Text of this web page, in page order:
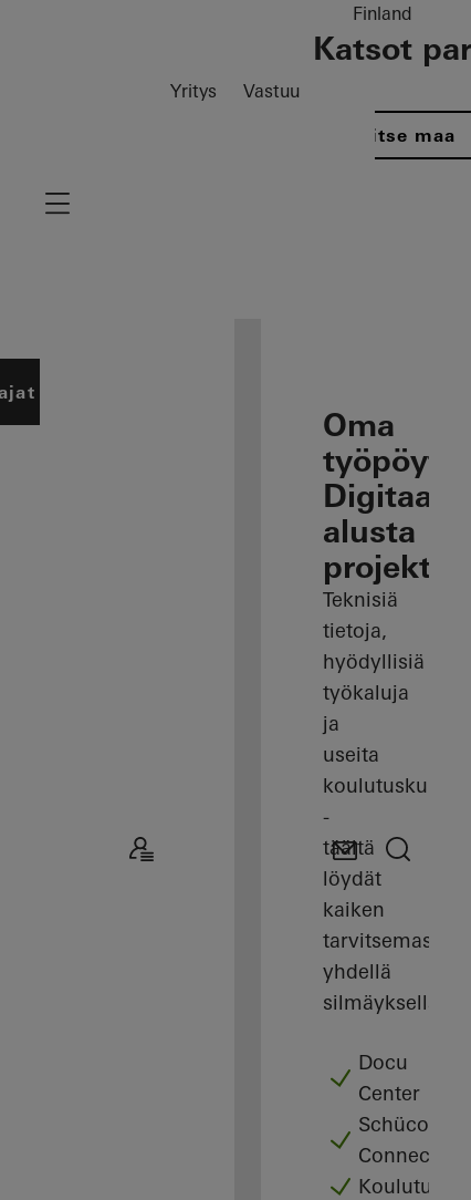
Yritys Vastuu
Finland
Katsot
Valitse maa
Navigation öffnen
Oma
työpöytä:
alusta
Teknisiä
tietoja,
hyödyllisiä
työkaluja
ja
useita
koulutuskursseja
-
täältä
löydät
kaiken
tarvitsemasi
yhdellä
silmäyksellä.
Docu
Center
Schüco
Connect
Koulutus